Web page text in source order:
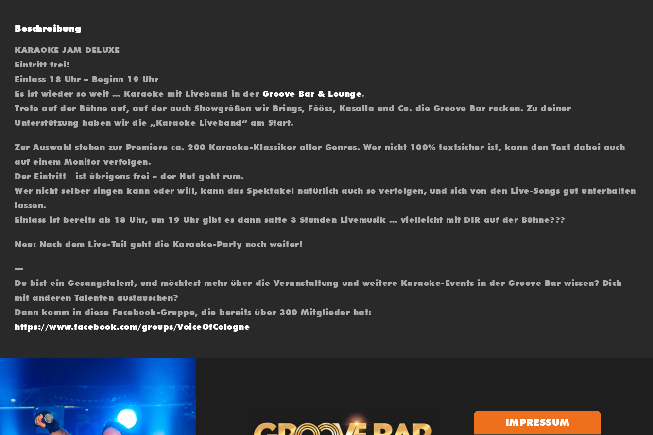
Beschreibung
KARAOKE JAM DELUXE
Eintritt frei!
Einlass 18 Uhr – Beginn 19 Uhr
Es ist wieder so weit … Karaoke mit Liveband in der Groove Bar & Lounge.
Trete auf der Bühne auf, auf der auch Showgrößen wir Brings, Fööss, Kasalla und Co. die Groove Bar rocken. Zu deiner
Unterstützung haben wir die „Karaoke Liveband“ am Start.
Zur Auswahl stehen zur Premiere ca. 200 Karaoke-Klassiker aller Genres. Wer nicht 100% textsicher ist, kann den Text dabei auch
auf einem Monitor verfolgen.
Der Eintritt ist übrigens frei – der Hut geht rum.
Wer nicht selber singen kann oder will, kann das Spektakel natürlich auch so verfolgen, und sich von den Live-Songs gut unterhalten
lassen.
Einlass ist bereits ab 18 Uhr, um 19 Uhr gibt es dann satte 3 Stunden Livemusik … vielleicht mit DIR auf der Bühne???
Neu: Nach dem Live-Teil geht die Karaoke-Party noch weiter!
—
Du bist ein Gesangstalent, und möchtest mehr über die Veranstaltung und weitere Karaoke-Events in der Groove Bar wissen? Dich
mit anderen Talenten austauschen?
Dann komm in diese Facebook-Gruppe, die bereits über 300 Mitglieder hat:
https://www.facebook.com/groups/VoiceOfCologne
IMPRESSUM